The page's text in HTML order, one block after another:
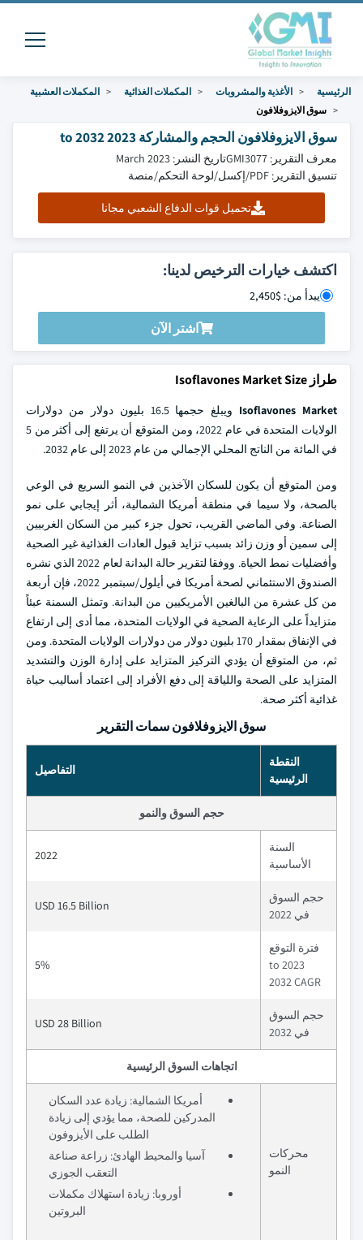
الرئيسية الأغذية والمشروبات المكملات الغذائية
المكملات العشبية
سوق الايزوفلافون
سوق الايزوفلافون الحجم والمشاركة 2023 to 2032
معرف التقرير: GMI3077
تاريخ النشر: March 2023
تنسيق التقرير: PDF/إكسل/لوحة التحكم/منصة
تحميل قوات الدفاع الشعبي مجانا
اكتشف خيارات الترخيص لدينا:
يبدأ من: $2,450
اشتر الآن
طراز Isoflavones Market Size
Isoflavones Market
ويبلغ حجمها 16.5 بليون دولار من دولارات
الولايات المتحدة في عام 2022، ومن المتوقع أن يرتفع إلى أكثر من 5
في المائة من الناتج المحلي الإجمالي من عام 2023 إلى عام 2032.
ومن المتوقع أن يكون للسكان الآخذين في النمو السريع في الوعي
بالصحة، ولا سيما في منطقة أمريكا الشمالية، أثر إيجابي على نمو
الصناعة. وفي الماضي القريب، تحول جزء كبير من السكان الغربيين
إلى سمين أو وزن زائد بسبب تزايد قبول العادات الغذائية غير الصحية
وأفضليات نمط الحياة. ووفقا لتقرير حالة البدانة لعام 2022 الذي نشره
الصندوق الاستئماني لصحة أمريكا في أيلول/سبتمبر 2022، فإن أربعة
من كل عشرة من البالغين الأمريكيين من البدانة. وتمثل السمنة عبئاً
متزايداً على الرعاية الصحية في الولايات المتحدة، مما أدى إلى ارتفاع
في الإنفاق بمقدار 170 بليون دولار من دولارات الولايات المتحدة. ومن
ثم، من المتوقع أن يؤدي التركيز المتزايد على إدارة الوزن والتشديد
المتزايد على الصحة واللياقة إلى دفع الأفراد إلى اعتماد أساليب حياة
غذائية أكثر صحة.
سوق الايزوفلافون سمات التقرير
النقطة
الرئيسية
التفاصيل
حجم السوق والنمو
السنة
الأساسية
2022
حجم السوق
في 2022
USD 16.5 Billion
فترة التوقع
2023 to
2032 CAGR
5%
حجم السوق
في 2032
USD 28 Billion
اتجاهات السوق الرئيسية
محركات
النمو
أمريكا الشمالية: زيادة عدد السكان
المدركين للصحة، مما يؤدي إلى زيادة
الطلب على الأيزوفون
آسيا والمحيط الهادئ: زراعة صناعة
التعقب الجوزي
أوروبا: زيادة استهلاك مكملات
البروتين